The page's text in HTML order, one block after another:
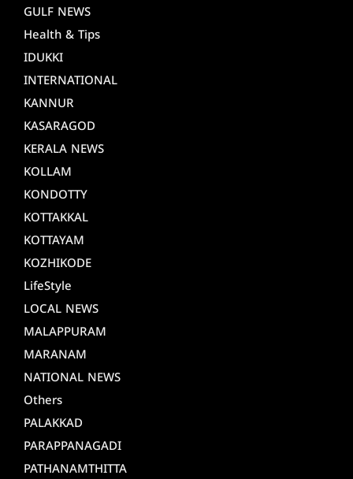
GULF NEWS
Health & Tips
IDUKKI
INTERNATIONAL
KANNUR
KASARAGOD
KERALA NEWS
KOLLAM
KONDOTTY
KOTTAKKAL
KOTTAYAM
KOZHIKODE
LifeStyle
LOCAL NEWS
MALAPPURAM
MARANAM
NATIONAL NEWS
Others
PALAKKAD
PARAPPANAGADI
PATHANAMTHITTA